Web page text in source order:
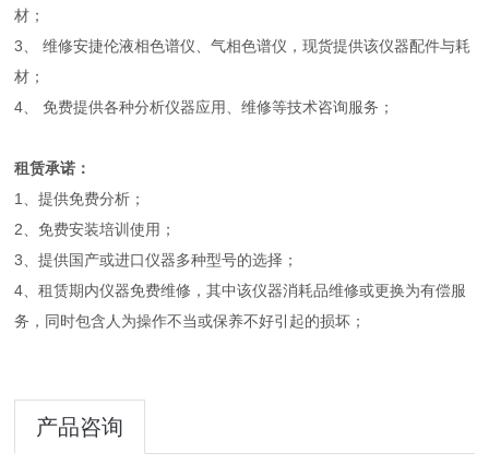
材；
3、 维修安捷伦液相色谱仪、气相色谱仪，现货提供该仪器配件与耗
材；
4、 免费提供各种分析仪器应用、维修等技术咨询服务；
租赁承诺：
1、提供免费分析；
2、免费安装培训使用；
3、提供国产或进口仪器多种型号的选择；
4、租赁期内仪器免费维修，其中该仪器消耗品维修或更换为有偿服
务，同时包含人为操作不当或保养不好引起的损坏；
产品咨询